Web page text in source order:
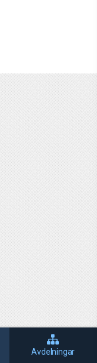
Avdelningar